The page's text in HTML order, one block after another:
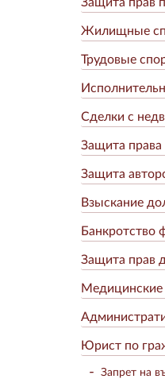
Жилищные
Трудовые
Сделки с
Защита права
Защита
Взыскание
Банкротство
Защита прав
Медицинские
Юрист по
Запрет на